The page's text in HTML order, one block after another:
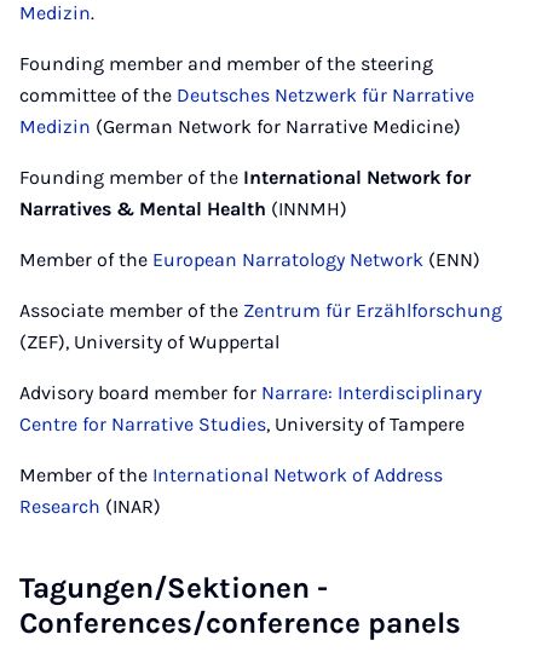
Medizin.
Founding member and member of the steering
committee of the Deutsches Netzwerk für Narrative
Medizin (German Network for Narrative Medicine)
Founding member of the International Network for
Narratives & Mental Health (INNMH)
Member of the European Narratology Network (ENN)
Associate member of the Zentrum für Erzählforschung
(ZEF), University of Wuppertal
Advisory board member for Narrare: Interdisciplinary
Centre for Narrative Studies, University of Tampere
Member of the International Network of Address
Research (INAR)
Tagungen/Sektionen -
Conferences/conference panels